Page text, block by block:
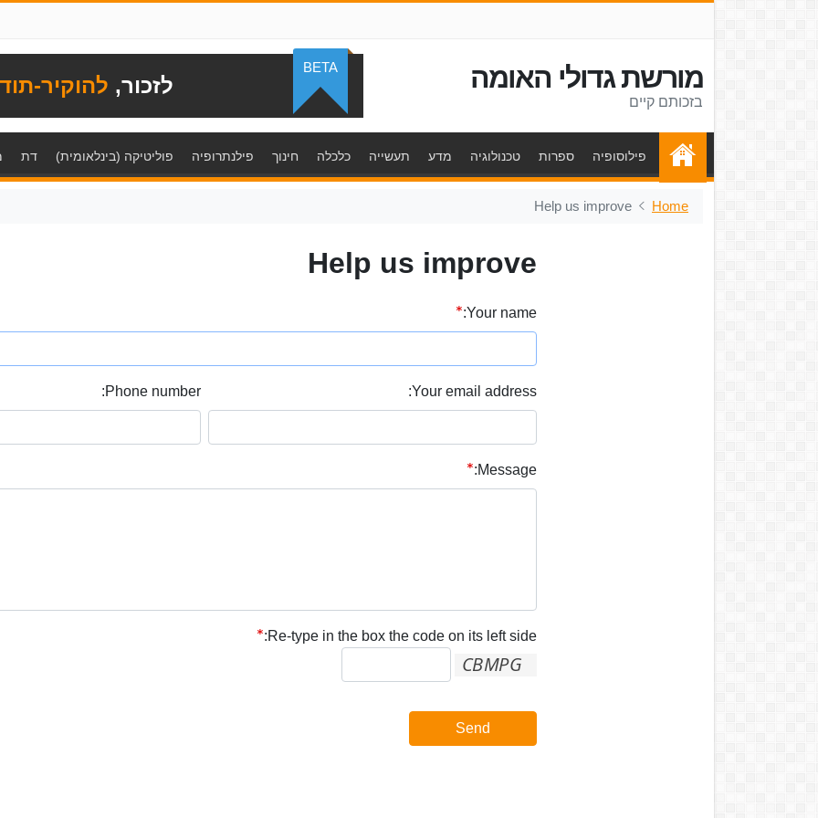
מורשת גדולי האומה
בזכותם קיים
לזכור, להוקיר-
BETA
פילוסופיה ספרות טכנולוגיה מדע תעשייה כלכלה חינוך פילנתרופיה פוליטיקה (בינלאומית) דת
Home
Help us improve
Help us improve
Your name:
Your email address:
Phone number:
Message:
Re-type in the box the code on its left side:
Send